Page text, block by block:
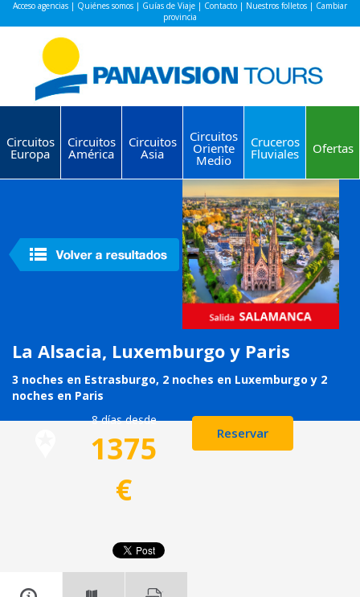
Acceso agencias | Quiénes somos | Guías de Viaje | Contacto | Nuestros folletos | Cambiar
provincia
Circuitos
Europa
Circuitos
América
Circuitos
Asia
Circuitos
Oriente
Medio
Cruceros
Fluviales Ofertas
La Alsacia, Luxemburgo y Paris
3 noches en Estrasburgo, 2 noches en Luxemburgo y 2
noches en Paris
8 días desde
1375
€
Reservar